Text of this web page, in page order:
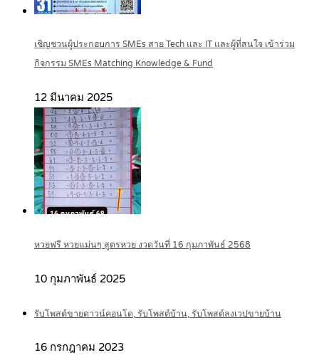
เชิญชวนผู้ประกอบการ SMEs สาย Tech และ IT และผู้ที่สนใจ เข้าร่วม
กิจกรรม SMEs Matching Knowledge & Fund
12 มีนาคม 2025
หวยฟรี หวยแม่นๆ สูตรหวย งวดวันที่ 16 กุมภาพันธ์ 2568
10 กุมภาพันธ์ 2025
รับโพสต์ขายดาวน์คอนโด, รับโพสต์บ้าน, รับโพสต์ลงเวปขายบ้าน
16 กรกฎาคม 2023